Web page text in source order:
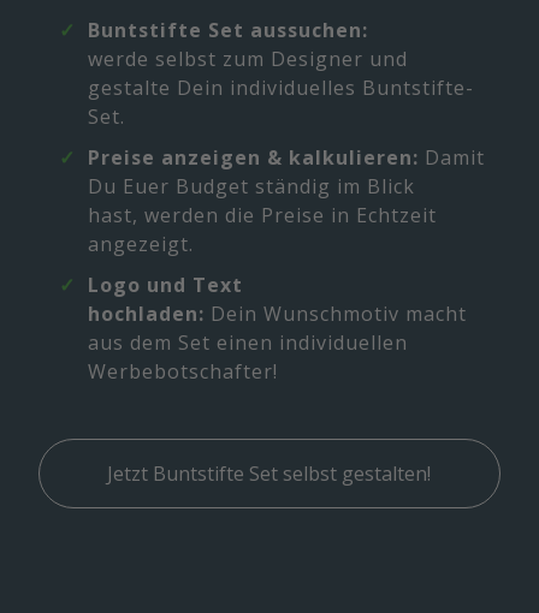
Buntstifte Set aussuchen:
werde selbst zum Designer und
gestalte Dein individuelles Buntstifte-
Set.
Preise anzeigen & kalkulieren: Damit
Du Euer Budget ständig im Blick
hast, werden die Preise in Echtzeit
angezeigt.
Logo und Text
hochladen: Dein Wunschmotiv macht
aus dem Set einen individuellen
Werbebotschafter!
Jetzt Buntstifte Set selbst gestalten!